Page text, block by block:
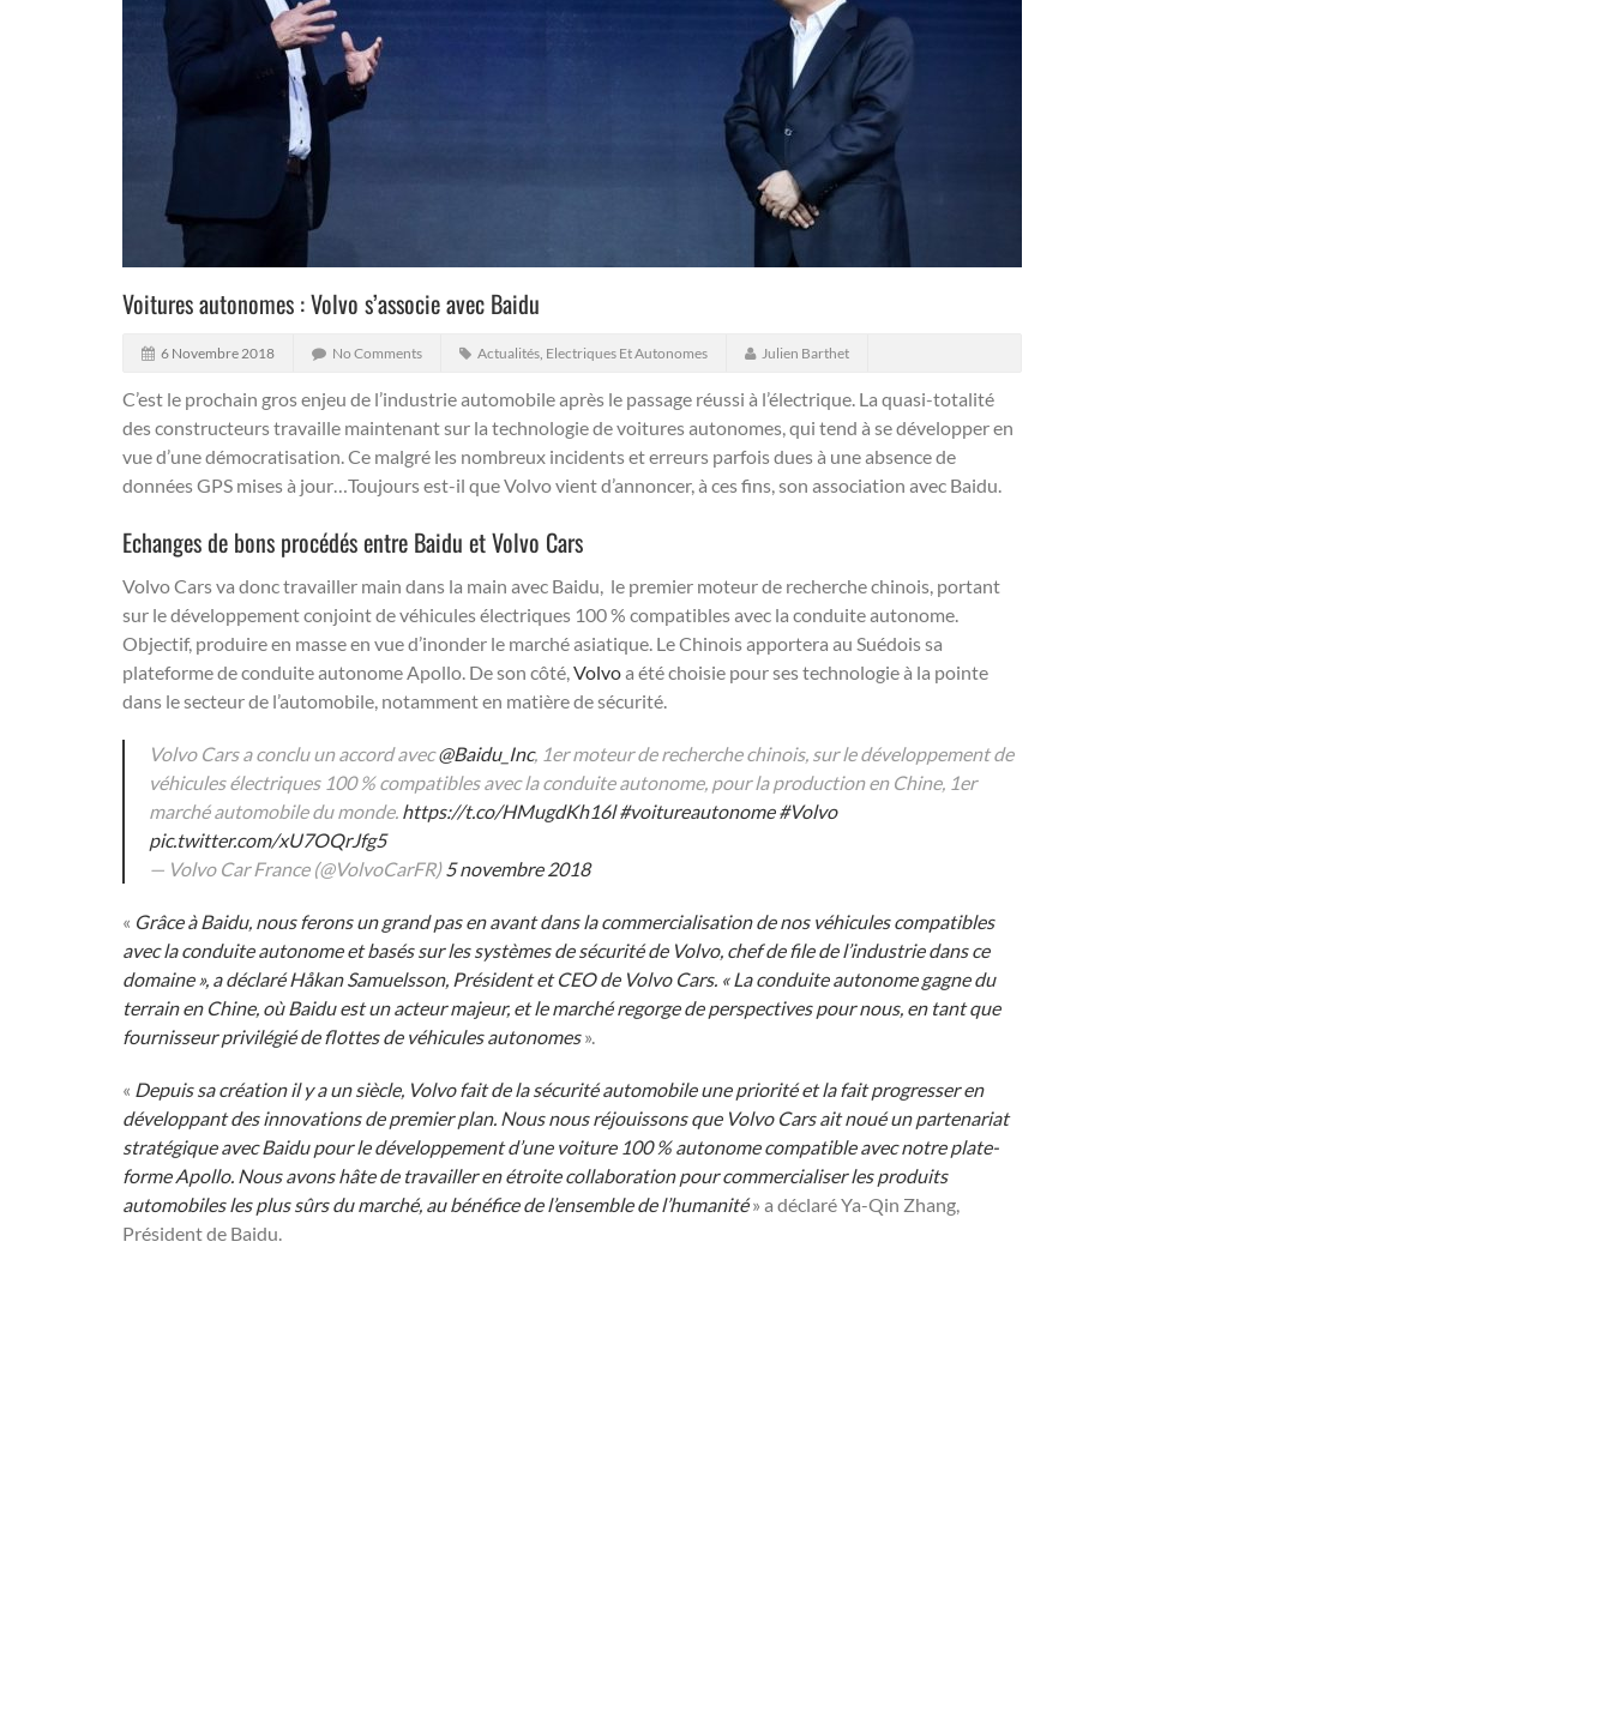
Voitures autonomes : Volvo s’associe avec Baidu
6 Novembre 2018 No Comments Actualités, Electriques Et Autonomes Julien Barthet
C’est le prochain gros enjeu de l’industrie automobile après le passage réussi à l’électrique. La quasi-totalité
des constructeurs travaille maintenant sur la technologie de voitures autonomes, qui tend à se développer en
vue d’une démocratisation.Ce malgré les nombreux incidents et erreurs parfois dues à une absence de
données GPS mises à jour…Toujours est-il que Volvo vient d’annoncer, à ces fins, son association avec Baidu.
Echanges de bons procédés entre Baidu et Volvo Cars
Volvo Cars va donc travailler main dans la main avec Baidu, le premier moteur de recherche chinois, portant
sur le développement conjoint de véhicules électriques 100 % compatibles avec la conduite autonome.
Objectif, produire en masse en vue d’inonder le marché asiatique. Le Chinois apportera au Suédois sa
plateforme de conduite autonome Apollo. De son côté,Volvoa été choisie pour ses technologie à la pointe
dans le secteur de l’automobile, notamment en matière de sécurité.
Volvo Cars a conclu un accord avec@Baidu_Inc, 1er moteur de recherche chinois, sur le développement de
véhicules électriques 100 % compatibles avec la conduite autonome, pour la production en Chine, 1er
marché automobile du monde. https://t.co/HMugdKh16l #voitureautonome #Volvo
pic.twitter.com/xU7OQrJfg5
— Volvo Car France (@VolvoCarFR)5 novembre 2018
« Grâce à Baidu, nous ferons un grand pas en avant dans la commercialisation de nos véhicules compatibles
avec la conduite autonome et basés sur les systèmes de sécurité de Volvo, chef de file de l’industrie dans ce
domaine », a déclaré Håkan Samuelsson, Président et CEO de Volvo Cars. « La conduite autonome gagne du
terrain en Chine, où Baidu est un acteur majeur, et le marché regorge de perspectives pour nous, en tant que
fournisseur privilégié de flottes de véhicules autonomes».
« Depuis sa création il y a un siècle, Volvo fait de la sécurité automobile une priorité et la fait progresser en
développant des innovations de premier plan. Nous nous réjouissons que Volvo Cars ait noué un partenariat
stratégique avec Baidu pour le développement d’une voiture 100 % autonome compatible avec notre plate-
forme Apollo. Nous avons hâte de travailler en étroite collaboration pour commercialiser les produits
automobiles les plus sûrs du marché, au bénéfice de l’ensemble de l’humanité» a déclaré Ya-Qin Zhang,
Président de Baidu.